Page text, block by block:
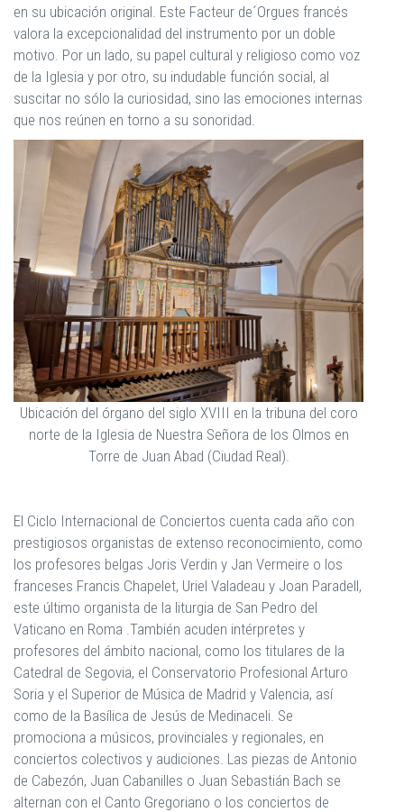
en su ubicación original. Este Facteur de´Orgues francés
valora la excepcionalidad del instrumento por un doble
motivo. Por un lado, su papel cultural y religioso como voz
de la Iglesia y por otro, su indudable función social, al
suscitar no sólo la curiosidad, sino las emociones internas
que nos reúnen en torno a su sonoridad.
Ubicación del órgano del siglo XVIII en la tribuna del coro
norte de la Iglesia de Nuestra Señora de los Olmos en
Torre de Juan Abad (Ciudad Real).
El Ciclo Internacional de Conciertos cuenta cada año con
prestigiosos organistas de extenso reconocimiento, como
los profesores belgas Joris Verdin y Jan Vermeire o los
franceses Francis Chapelet, Uriel Valadeau y Joan Paradell,
este último organista de la liturgia de San Pedro del
Vaticano en Roma .También acuden intérpretes y
profesores del ámbito nacional, como los titulares de la
Catedral de Segovia, el Conservatorio Profesional Arturo
Soria y el Superior de Música de Madrid y Valencia, así
como de la Basílica de Jesús de Medinaceli. Se
promociona a músicos, provinciales y regionales, en
conciertos colectivos y audiciones. Las piezas de Antonio
de Cabezón, Juan Cabanilles o Juan Sebastián Bach se
alternan con el Canto Gregoriano o los conciertos de